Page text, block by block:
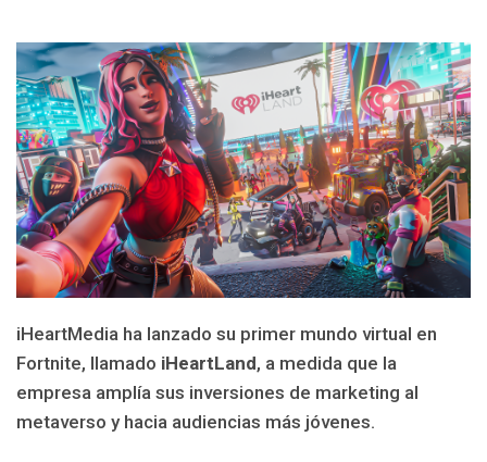
iHeartMedia ha lanzado su primer mundo virtual en
Fortnite, llamado iHeartLand, a medida que la
empresa amplía sus inversiones de marketing al
metaverso y hacia audiencias más jóvenes.